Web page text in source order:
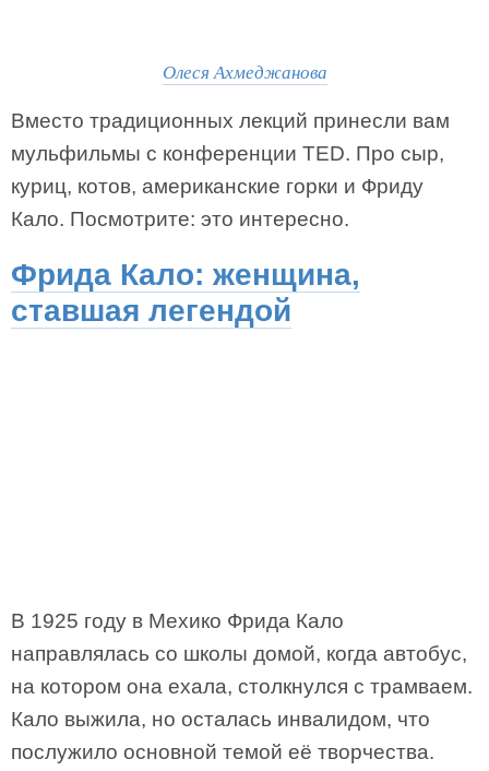
Олеся Ахмеджанова
Вместо традиционных лекций принесли вам
мульфильмы с конференции TED. Про сыр,
куриц, котов, американские горки и Фриду
Кало. Посмотрите: это интересно.
Фрида Кало: женщина,
ставшая легендой
В 1925 году в Мехико Фрида Кало
направлялась со школы домой, когда автобус,
на котором она ехала, столкнулся с трамваем.
Кало выжила, но осталась инвалидом, что
послужило основной темой её творчества.